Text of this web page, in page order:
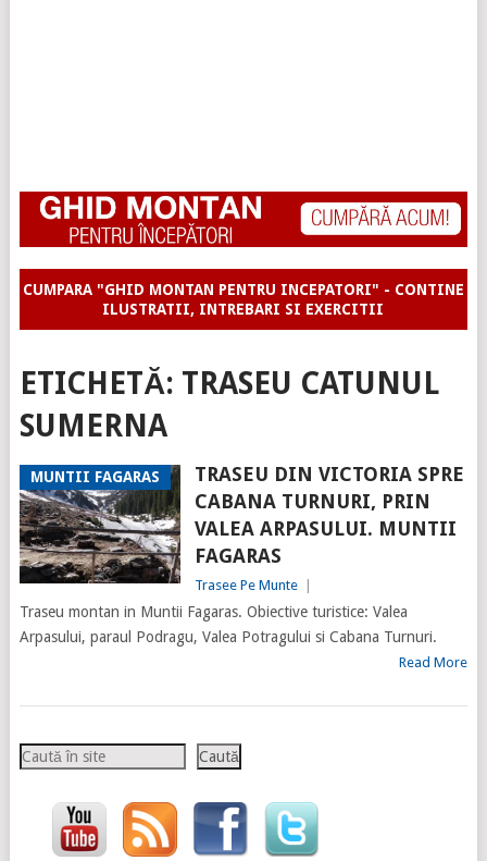
CUMPARA "GHID MONTAN PENTRU INCEPATORI" - CONTINE
ILUSTRATII, INTREBARI SI EXERCITII
ETICHETĂ: TRASEU CATUNUL
SUMERNA
MUNTII FAGARAS
TRASEU DIN VICTORIA SPRE
CABANA TURNURI, PRIN
VALEA ARPASULUI. MUNTII
FAGARAS
Trasee Pe Munte
Traseu montan in Muntii Fagaras. Obiective turistice: Valea
Arpasului, paraul Podragu, Valea Potragului si Cabana Turnuri.
Read More
Caută Caută